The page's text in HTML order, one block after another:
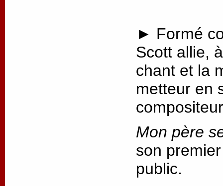
► Formé
Scott allie,
chant et la
metteur en
Mon père
son
public.